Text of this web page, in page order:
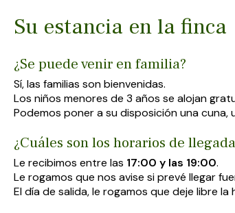
Su estancia en la finca
¿Se puede venir en familia?
Sí, las familias son bienvenidas.
Los niños menores de 3 años se alojan
Podemos poner a su disposición una
¿Cuáles son los horarios de
Le recibimos entre las 17:00 y las 19:00.
Le rogamos que nos avise si prevé llegar
El día de salida, le rogamos que deje libre